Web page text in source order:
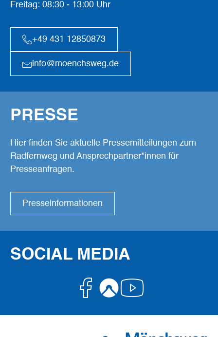
Freitag: 08:30 - 13:00 Uhr
+49 431 12850873
info@moenchsweg.de
PRESSE
Hier finden Sie aktuelle Pressemitteilungen zum
Radfernweg und Ansprechpartner*innen für
Presseanfragen.
Presseinformationen
SOCIAL MEDIA
Facebook
Komoot
Youtube